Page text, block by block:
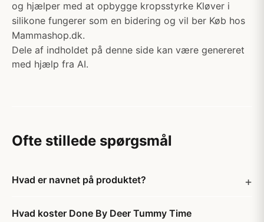
og hjælper med at opbygge kropsstyrke Kløver i
silikone fungerer som en bidering og vil ber Køb hos
Mammashop.dk.
Dele af indholdet på denne side kan være genereret
med hjælp fra AI.
Ofte stillede spørgsmål
Hvad er navnet på produktet?
Hvad koster Done By Deer Tummy Time